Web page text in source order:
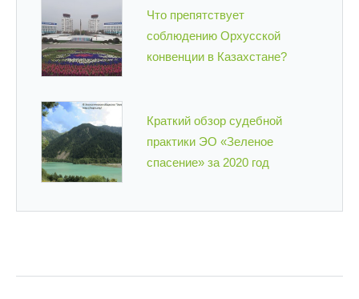
Что препятствует
соблюдению Орхусской
конвенции в Казахстане?
Краткий обзор судебной
практики ЭО «Зеленое
спасение» за 2020 год